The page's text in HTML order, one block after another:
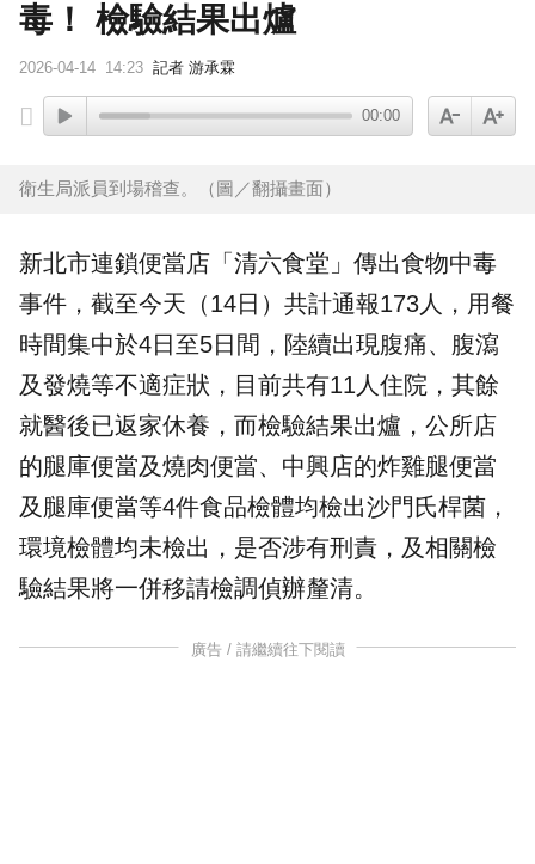
毒！ 檢驗結果出爐
2026-04-14 14:23 記者 游承霖
00:00
衛生局派員到場稽查。（圖／翻攝畫面）
新北市連鎖便當店「 清六食堂 」傳出食物中毒
事件，截至今天（14日）共計通報173人，用餐
時間集中於4日至5日間，陸續出現腹痛、腹瀉
及發燒等不適症狀，目前共有11人住院，其餘
就醫後已返家休養，而檢驗結果出爐，公所店
的腿庫便當及燒肉便當、中興店的炸雞腿便當
及腿庫便當等4件食品檢體均檢出沙門氏桿菌，
環境檢體均未檢出，是否涉有刑責，及相關檢
驗結果將一併移請檢調偵辦釐清。
廣告 / 請繼續往下閱讀